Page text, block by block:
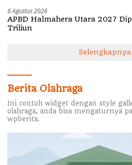
6 Agustus 2026
APBD Halmahera Utara 2027
Triliun
Selengkapnya
Berita Olahraga
Ini contoh widget dengan style
olahraga, anda bisa mengaturnya
wpberita.